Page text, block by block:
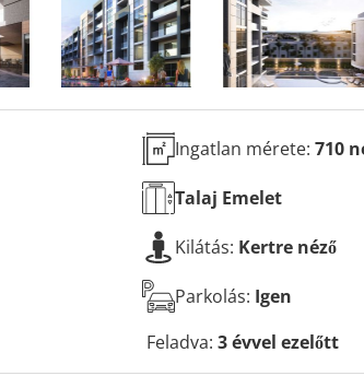
Ingatlan mérete: 710
Talaj Emelet
Kilátás: Kertre néző
Parkolás: Igen
Feladva: 3 évvel ezelőtt